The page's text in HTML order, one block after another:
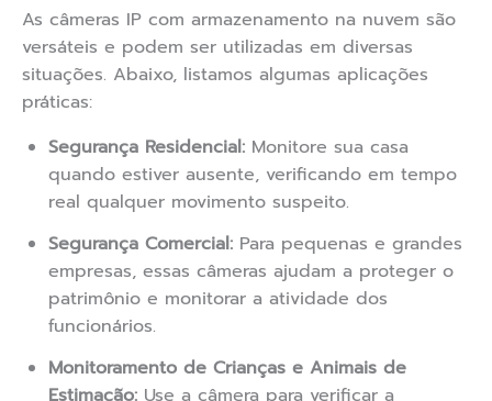
As câmeras IP com armazenamento na nuvem são
versáteis e podem ser utilizadas em diversas
situações. Abaixo, listamos algumas aplicações
práticas:
Segurança Residencial: Monitore sua casa
quando estiver ausente, verificando em tempo
real qualquer movimento suspeito.
Segurança Comercial: Para pequenas e grandes
empresas, essas câmeras ajudam a proteger o
patrimônio e monitorar a atividade dos
funcionários.
Monitoramento de Crianças e Animais de
Estimação: Use a câmera para verificar a